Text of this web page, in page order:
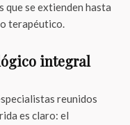
se extienden hasta
terapéutico.
integral
reunidos
es claro: el